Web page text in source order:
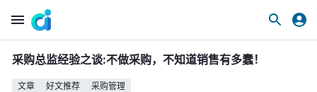
采购总监经验之谈:不做采购，不知道销售有多蠢！
文章 好文推荐 采购管理